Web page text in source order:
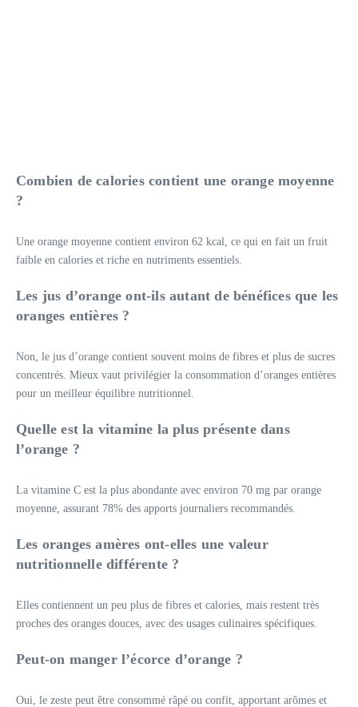
Combien de calories contient une orange moyenne
?
Une orange moyenne contient environ 62 kcal, ce qui en fait un fruit
faible en calories et riche en nutriments essentiels.
Les jus d’orange ont-ils autant de bénéfices que les
oranges entières ?
Non, le jus d’orange contient souvent moins de fibres et plus de sucres
concentrés. Mieux vaut privilégier la consommation d’oranges entières
pour un meilleur équilibre nutritionnel.
Quelle est la vitamine la plus présente dans
l’orange ?
La vitamine C est la plus abondante avec environ 70 mg par orange
moyenne, assurant 78% des apports journaliers recommandés.
Les oranges amères ont-elles une valeur
nutritionnelle différente ?
Elles contiennent un peu plus de fibres et calories, mais restent très
proches des oranges douces, avec des usages culinaires spécifiques.
Peut-on manger l’écorce d’orange ?
Oui, le zeste peut être consommé râpé ou confit, apportant arômes et